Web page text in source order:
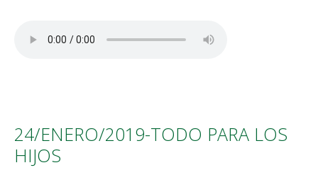
24/ENERO/2019-TODO PARA LOS
HIJOS